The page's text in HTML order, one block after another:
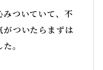
ついていて、不
ついたらまずは
。